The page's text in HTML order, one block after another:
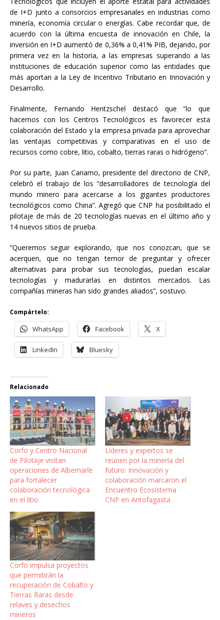
de I+D junto a consorcios empresariales en industrias como
minería, economía circular o energías. Cabe recordar que, de
acuerdo con la última encuesta de innovación en Chile, la
inversión en I+D aumentó de 0,36% a 0,41% PIB, dejando, por
primera vez en la historia, a las empresas superando a las
instituciones de educación superior como las entidades que
más aportan a la Ley de Incentivo Tributario en Innovación y
Desarrollo.
Finalmente, Fernando Hentzschel destacó que “lo que
hacemos con los Centros Tecnológicos es favorecer esta
colaboración del Estado y la empresa privada para aprovechar
las ventajas competitivas y comparativas en el uso de
recursos como cobre, litio, cobalto, tierras raras o hidrógeno”.
Por su parte, Juan Cariamo, presidente del directorio de CNP,
celebró el trabajo de los “desarrolladores de tecnología del
mundo minero para acercarse a los gigantes productores
tecnológicos como China”. Agregó que CNP ha posibilitado el
pilotaje de más de 20 tecnologías nuevas en el último año y
14 nuevos sitios de prueba.
“Queremos seguir explorando, que nos conozcan, que se
acerquen, que no tengan temor de preguntar y ofrecer
alternativas para probar sus tecnologías, puedan escalar
tecnologías y madurarlas en distintos mercados. Las
compañías mineras han sido grandes aliados”, sostuvo.
Compártelo:
WhatsApp Facebook X
LinkedIn Bluesky
Relacionado
Corfo y Centro Nacional
de Pilotaje visitan
operaciones de Albemarle
para fortalecer
colaboración tecnológica
en el litio
Líderes y expertos se
reúnen por la minería del
futuro: Innovación y
colaboración marcaron el
Encuentro Ecosistema
CNP en Antofagasta
Corfo impulsa proyectos
que permitirán la
recuperación de Cobalto y
Tierras Raras desde
relaves y desechos
mineros